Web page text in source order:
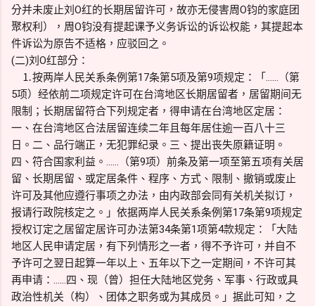
分并未废止刘O红的长期居留许可，故亦无侵害周O钧的家庭团
聚权利），周O钧没有提起课予义务诉讼的诉讼权能，其提起本
件诉讼为原告不适格，应驳回之。
(二)刘O红部分：
⒈按两岸人民关系条例第17条第5项及第9项规定：「……（第
5项）经依前二项规定许可在台湾地区长期居留者，居留期间无
限制；长期居留符合下列规定者，得申请在台湾地区定居：
一、在台湾地区合法居留连续二年且每年居住逾一百八十三
日。二、品行端正，无犯罪纪录。三、提出丧失原籍证明。
四、符合国家利益。……（第9项）前条及第一项至第五项有关居
留、长期居留、或定居条件、程序、方式、限制、撤销或废止
许可及其他应遵行事项之办法，由内政部会同有关机关拟订，
报请行政院核定之。」依据两岸人民关系条例第17条第9项规定
授权订定之居留定居许可办法第34条第1项第4款规定：「大陆
地区人民申请定居，有下列情形之一者，得不予许可，并自不
予许可之翌日起算一年以上、五年以下之一定期间，不许可其
再申请：……四、现（曾）担任大陆地区党务、军事、行政或具
政治性机关（构）、团体之职务或为其成员。」据此可知，之